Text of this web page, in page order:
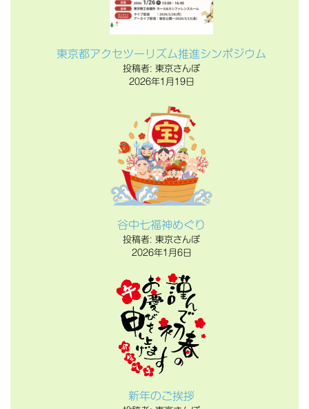
東京都アクセツーリズム推進シンポジウム
投稿者: 東京さんぽ
2026年1月19日
谷中七福神めぐり
投稿者: 東京さんぽ
2026年1月6日
新年のご挨拶